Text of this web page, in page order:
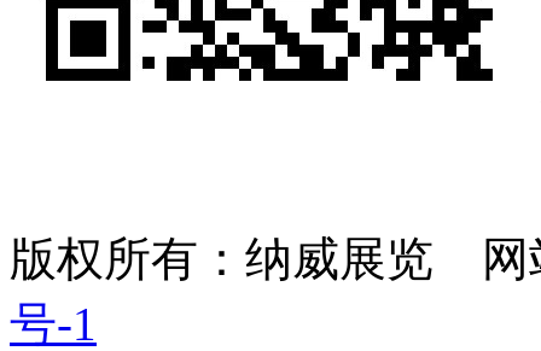
版权所有：纳威展览 网
号-1